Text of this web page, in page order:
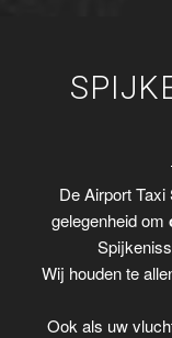
De Airport
gelegenheid om
Wij houden te
Ook als uw